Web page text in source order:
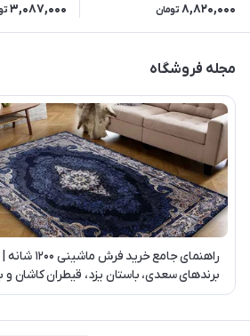
8,820,000 تومان 3,087,000
مجله فروشگاه
راهنمای جامع خرید
برندهای سعدی، باستان یزد، قیطران کاشان
تبریز